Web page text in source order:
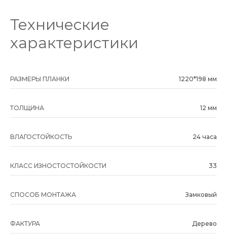
Технические
характеристики
РАЗМЕРЫ ПЛАНКИ 1220*198 мм
ТОЛЩИНА 12 мм
ВЛАГОСТОЙКОСТЬ 24 часа
КЛАСС ИЗНОСТОСТОЙКОСТИ 33
СПОСОБ МОНТАЖА Замковый
ФАКТУРА Дерево